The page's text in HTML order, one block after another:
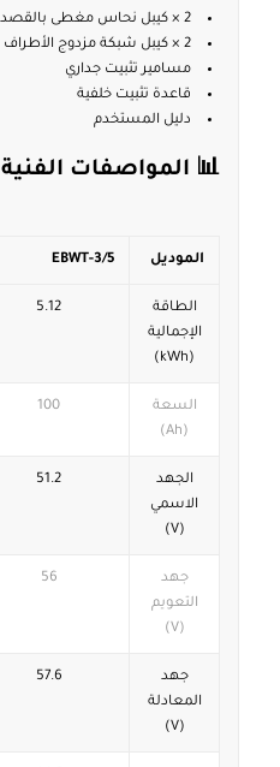
2 × كيبل نحاس مغطى بالقصدير (25مم² أو 35مم² بطول 1 متر)
2 × كيبل شبكة مزدوج الأطراف
مسامير تثبيت جداري
قاعدة تثبيت خلفية
دليل المستخدم
📊 المواصفات الفنية
الموديل EBWT-3/5
الطاقة
الإجمالية
(kWh)
5.12
السعة
(Ah)
100
الجهد
الاسمي
(V)
51.2
جهد
التعويم
(V)
56
جهد
المعادلة
(V)
57.6